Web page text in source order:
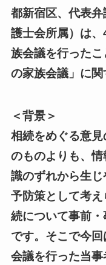
都新宿区、代表
護士会所属）は
族会議を行った
の家族会議」に関
＜背景＞
相続をめぐる意
のものよりも、
識のずれから生
予防策として考
続について事前・
です。そこで今
会議を行った当